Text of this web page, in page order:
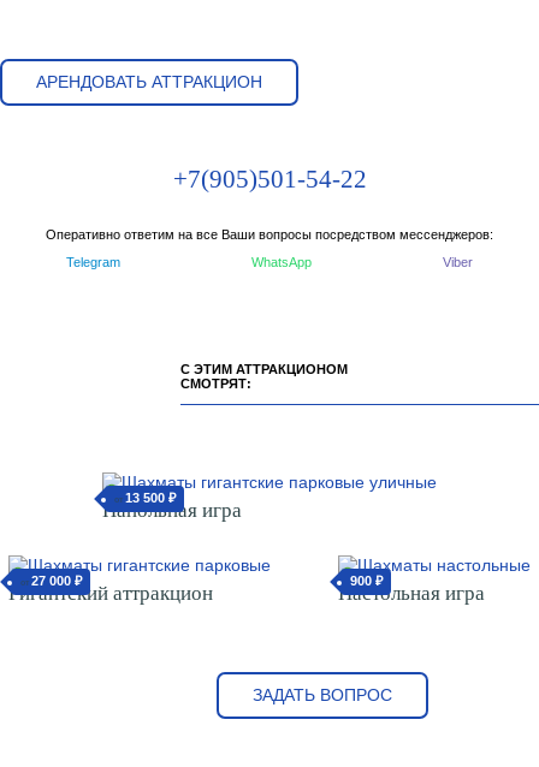
АРЕНДОВАТЬ АТТРАКЦИОН
+7(905)501-54-22
Оперативно ответим на все Ваши вопросы посредством мессенджеров:
Telegram
WhatsApp Viber
С ЭТИМ АТТРАКЦИОНОМ
СМОТРЯТ:
Напольная игра
от27 000 ₽
Гигантский аттракцион